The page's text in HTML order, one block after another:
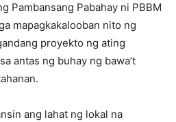
Pambansang Pabahay ni PBBM
mapagkakalooban nito ng
proyekto ng ating
antas ng buhay ng bawa’t
ang lahat ng lokal na